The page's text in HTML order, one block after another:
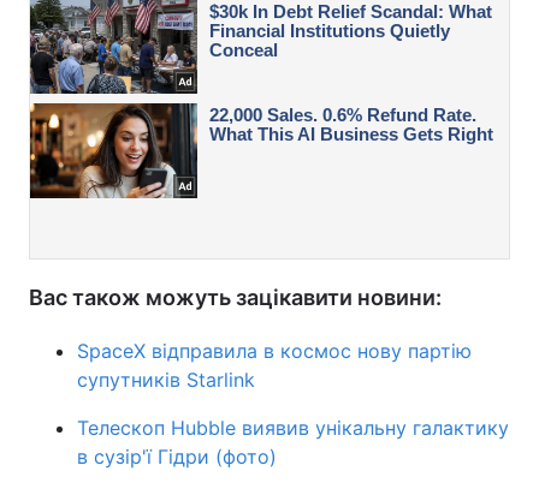
Вас також можуть зацікавити новини:
SpaceX відправила в космос нову партію
супутників Starlink
Телескоп Hubble виявив унікальну галактику
в сузір'ї Гідри (фото)